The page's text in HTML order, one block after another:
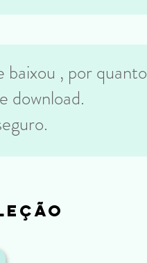
baixou , por quanto
download.